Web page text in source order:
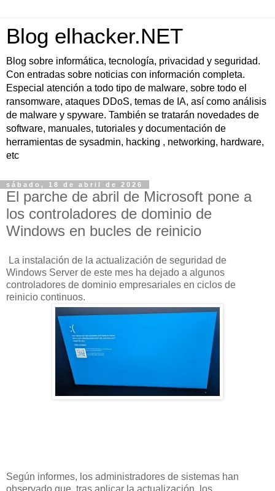
Blog elhacker.NET
Blog sobre informática, tecnología, privacidad y seguridad.
Con entradas sobre noticias con información completa.
Especial atención a todo tipo de malware, sobre todo el
ransomware, ataques DDoS, temas de IA, así como análisis
de malware y spyware. También se tratarán novedades de
software, manuales, tutoriales y documentación de
herramientas de sysadmin, hacking , networking, hardware,
etc
sábado, 18 de abril de 2026
El parche de abril de Microsoft pone a
los controladores de dominio de
Windows en bucles de reinicio
La instalación de la actualización de seguridad de
Windows Server de este mes ha dejado a algunos
controladores de dominio empresariales en ciclos de
reinicio continuos.
Según informes, los administradores de sistemas han